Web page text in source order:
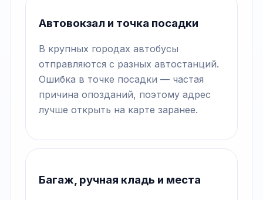
Автовокзал и точка посадки
В крупных городах автобусы
отправляются с разных автостанций.
Ошибка в точке посадки — частая
причина опозданий, поэтому адрес
лучше открыть на карте заранее.
Багаж, ручная кладь и места